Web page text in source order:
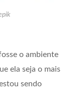
o ambiente
ela seja o mais
sendo